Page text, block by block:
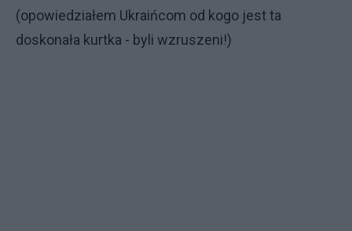
(opowiedziałem Ukraińcom od kogo jest ta
doskonała kurtka - byli wzruszeni!)